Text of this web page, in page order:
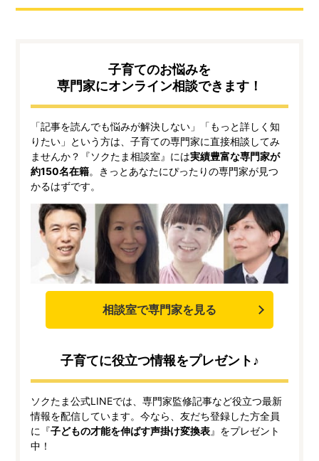
子育てのお悩みを
専門家にオンライン相談できます！
「記事を読んでも悩みが解決しない」「もっと詳しく知
りたい」という方は、子育ての専門家に直接相談してみ
ませんか？『ソクたま相談室』には実績豊富な専門家が
約150名在籍。きっとあなたにぴったりの専門家が見つ
かるはずです。
相談室で専門家を見る
子育てに役立つ情報をプレゼント♪
ソクたま公式LINEでは、専門家監修記事など役立つ最新
情報を配信しています。今なら、友だち登録した方全員
に『子どもの才能を伸ばす声掛け変換表』をプレゼント
中！